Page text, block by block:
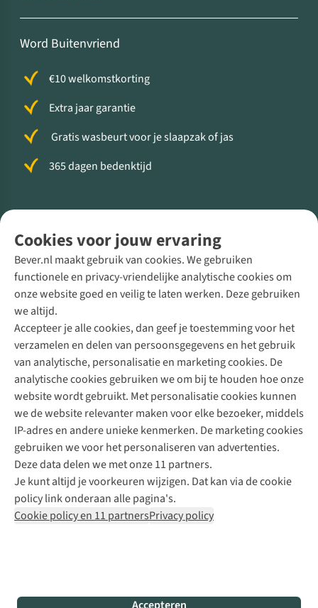
Cookies voor jouw ervaring
Bever.nl maakt gebruik van cookies. We gebruiken
functionele en privacy-vriendelijke analytische cookies om
onze website goed en veilig te laten werken. Deze gebruiken
we altijd.
Accepteer je alle cookies, dan geef je toestemming voor het
verzamelen en delen van persoonsgegevens en het gebruik
van analytische, personalisatie en marketing cookies. De
analytische cookies gebruiken we om bij te houden hoe onze
website wordt gebruikt. Met personalisatie cookies kunnen
we de website relevanter maken voor elke bezoeker, middels
IP-adres en andere unieke kenmerken. De marketing cookies
gebruiken we voor het personaliseren van advertenties.
Deze data delen we met onze 11 partners.
Je kunt altijd je voorkeuren wijzigen. Dat kan via de cookie
policy link onderaan alle pagina's.
Cookie policy en 11 partnersPrivacy policy
Word Buitenvriend
€10 welkomstkorting
Extra jaar garantie
Gratis wasbeurt voor je slaapzak of jas
365 dagen bedenktijd
Direct advies van een Buitenexpert
+31 (0)85 888 50 88
+31 6 12 28 49 80
Contactformulier